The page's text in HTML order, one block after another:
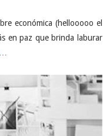
económica (hellooooo el
en paz que brinda laburar